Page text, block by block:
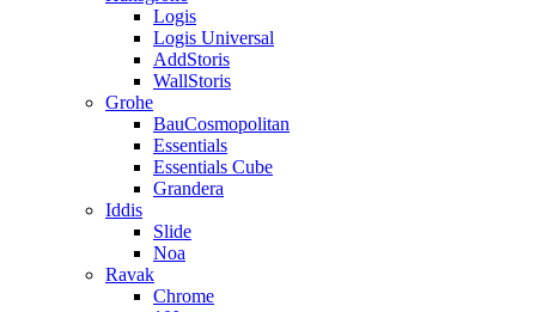
Logis
Logis Universal
AddStoris
WallStoris
Grohe
BauCosmopolitan
Essentials
Essentials Cube
Grandera
Iddis
Slide
Noa
Ravak
Chrome